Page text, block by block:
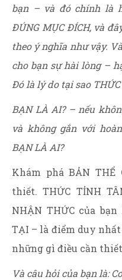
bạn – và đó chính là
ĐÚNG MỤC ĐÍCH, và
theo ý nghĩa như vậy.
cho bạn sự hài lòng –
Đó là lý do tại sao
BẠN LÀ AI? – nếu
và không gắn với
BẠN LÀ AI?
Khám phá BẢN
thiết. THỨC TỈNH
NHẬN THỨC của
TẠI – là điểm duy nhất
những gì điều cần thiết
Và câu hỏi của bạn là: